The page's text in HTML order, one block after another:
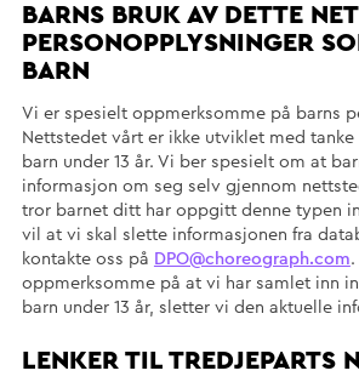
BARNS BRUK AV DETTE
PERSONOPPLYSNINGER
BARN
Vi er spesielt oppmerksomme på barns
Nettstedet vårt er ikke utviklet med
barn under 13 år. Vi ber spesielt om at
informasjon om seg selv gjennom
tror barnet ditt har oppgitt denne typen
vil at vi skal slette informasjonen fra
kontakte oss på DPO@choreograph.com
oppmerksomme på at vi har samlet inn
barn under 13 år, sletter vi den aktuelle
LENKER TIL TREDJEPARTS